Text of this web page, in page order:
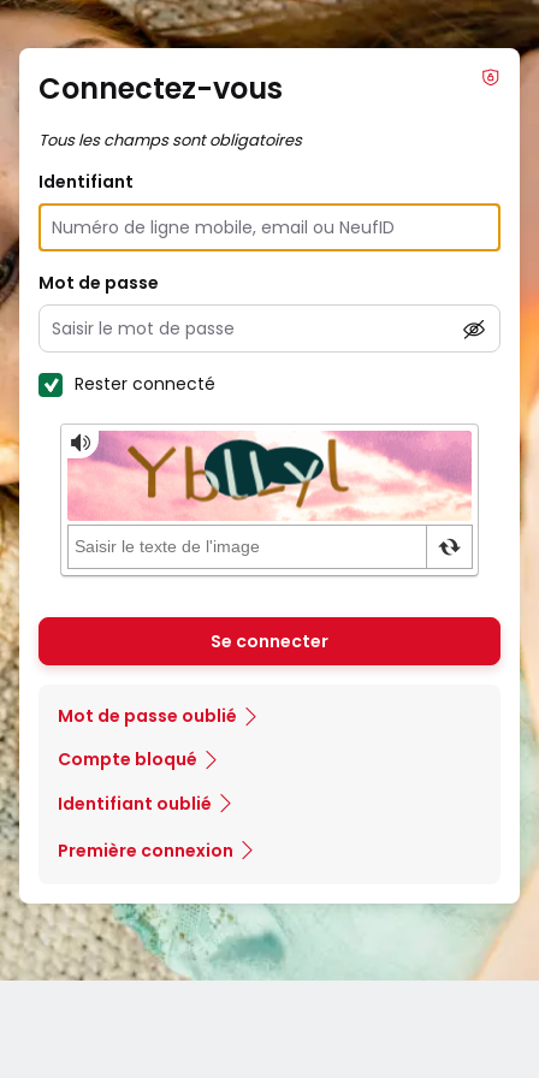
Connectez-vous
Tous les champs sont obligatoires
Identifiant
Mot de passe
Rester connecté
Se connecter
Mot de passe oublié
Compte bloqué
Identifiant oublié
Première connexion